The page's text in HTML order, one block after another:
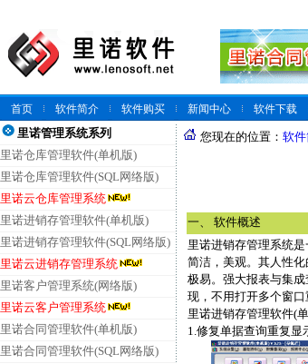
首页 软件简介 软件购买 新闻中心 软件下载
里诺管理系统系列
里诺仓库管理软件(单机版)
里诺仓库管理软件(SQL网络版)
里诺云仓库管理系统
里诺进销存管理软件(单机版)
里诺进销存管理软件(SQL网络版)
里诺云进销存管理系统
里诺客户管理系统(网络版)
里诺云客户管理系统
里诺合同管理软件(单机版)
里诺合同管理软件(SQL网络版)
您现在的位置： 软
一、 软件概述
里诺进销存管理系统
简洁，美观。其人性
极易。强大报表与集
现，不用打开多个窗口
里诺进销存管理软件(
1.修复单据查询重复显